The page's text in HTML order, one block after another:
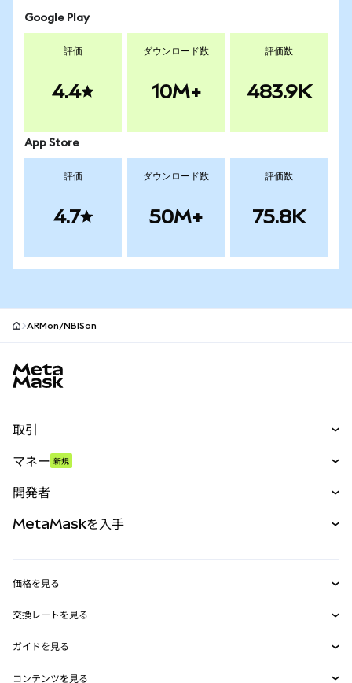
Google Play
評価
4.4
ダウンロード数
10M+
評価数
483.9K
App Store
評価
4.7
ダウンロード数
50M+
評価数
75.8K
ARMon/NBISon
取引
パーペチュアル
RWA
マネー 新規
開発者
MetaMask Connect
Snaps
Web3サービス
MetaMaskを入手
セキュリティ
価格を見る
イーサリアムの価格
Solanaの価格
交換レートを見る
ETH→USD
USDT→INR
ガイドを見る
コンテンツを見る